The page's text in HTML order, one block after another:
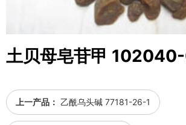
土贝母皂苷甲
上一产品： 乙酰乌头碱 77181-26-1